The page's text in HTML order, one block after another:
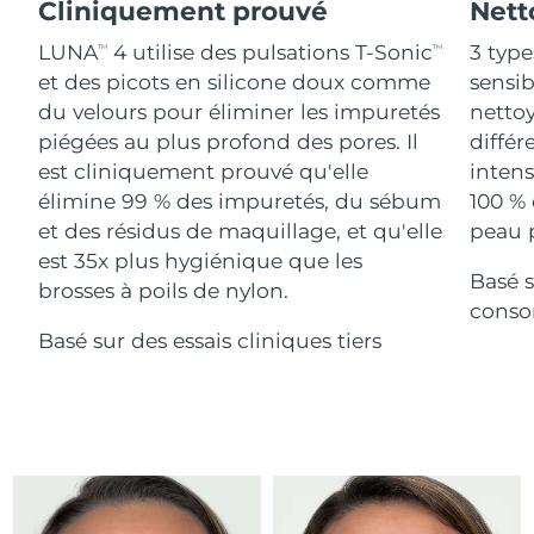
Cliniquement prouvé
LUNATM 4 utilise des pulsations T-SonicTM
et des picots en silicone doux comme
du velours pour éliminer les impuretés
piégées au plus profond des pores. Il
est cliniquement prouvé qu'elle
élimine 99 % des impuretés, du sébum
et des résidus de maquillage, et qu'elle
est 35x plus hygiénique que les
brosses à poils de nylon.
Basé sur des essais cliniques tiers
3
100
peau
Basé
For healthy hair
18% PAP
Acheter tout
FOREO APP
À PROPROS
Israël
Italie Livraison estimée10/08/2026
Japon Livraison estimée 13/08/2026
Jersey Livraison estimée15/08/2026
Kazakhstan Livraison estimée
10/08/2026
Lituanie Livraison estimée10/08/2026